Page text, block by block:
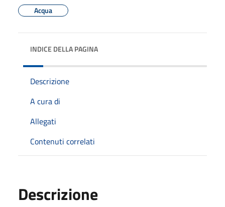
Acqua
INDICE DELLA PAGINA
Descrizione
A cura di
Allegati
Contenuti correlati
Descrizione